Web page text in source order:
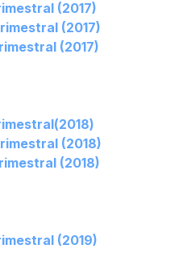
(2017)
(2017)
(2017)
(2018)
(2018)
(2019)